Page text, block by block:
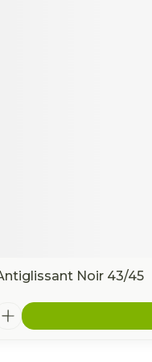
Noir 43/45